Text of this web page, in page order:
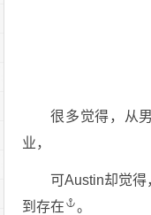
很多觉得，从
业，
可Austin却觉
到存在 。